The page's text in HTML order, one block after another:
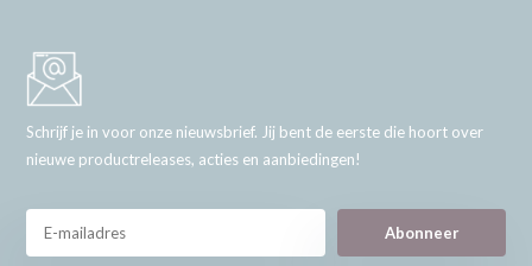
Schrijf je in voor onze nieuwsbrief. Jij bent de eerste die hoort over
nieuwe productreleases, acties en aanbiedingen!
Abonneer